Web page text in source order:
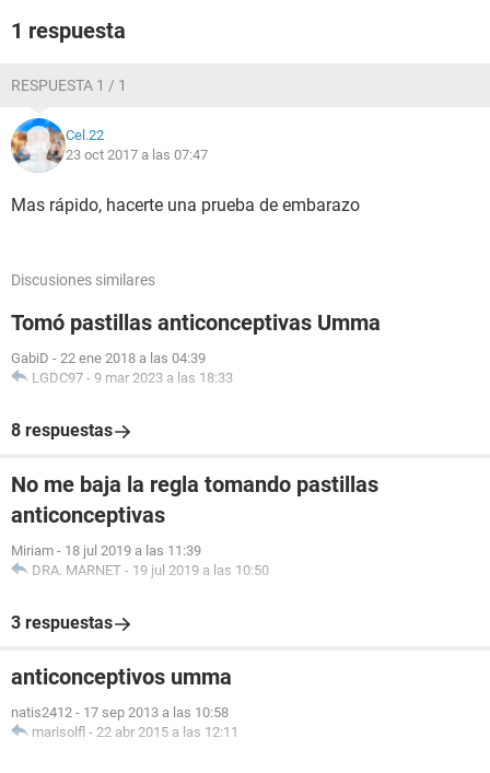
1 respuesta
RESPUESTA 1 / 1
Cel.22
23 oct 2017 a las 07:47
Mas rápido, hacerte una prueba de embarazo
Discusiones similares
Tomó pastillas anticonceptivas Umma
GabiD - 22 ene 2018 a las 04:39
LGDC97 - 9 mar 2023 a las 18:33
8 respuestas
No me baja la regla tomando pastillas
anticonceptivas
Miriam - 18 jul 2019 a las 11:39
DRA. MARNET - 19 jul 2019 a las 10:50
3 respuestas
anticonceptivos umma
natis2412 - 17 sep 2013 a las 10:58
marisolfl - 22 abr 2015 a las 12:11